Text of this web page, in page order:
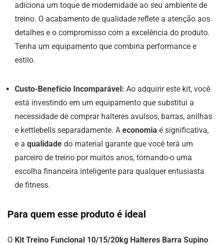
adiciona um toque de modernidade ao seu ambiente de
treino. O acabamento de qualidade reflete a atenção aos
detalhes e o compromisso com a excelência do produto.
Tenha um equipamento que combina performance e
estilo.
Custo-Benefício Incomparável: Ao adquirir este kit, você
está investindo em um equipamento que substitui a
necessidade de comprar halteres avulsos, barras, anilhas
e kettlebells separadamente. A economia é significativa,
e a qualidade do material garante que você terá um
parceiro de treino por muitos anos, tornando-o uma
escolha financeira inteligente para qualquer entusiasta
de fitness.
Para quem esse produto é ideal
O Kit Treino Funcional 10/15/20kg Halteres Barra Supino